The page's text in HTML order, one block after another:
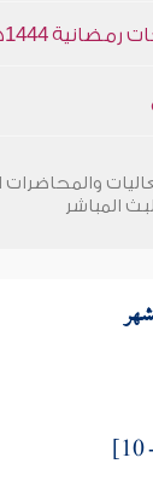
1444هـ
والمحاضرات
المباشر